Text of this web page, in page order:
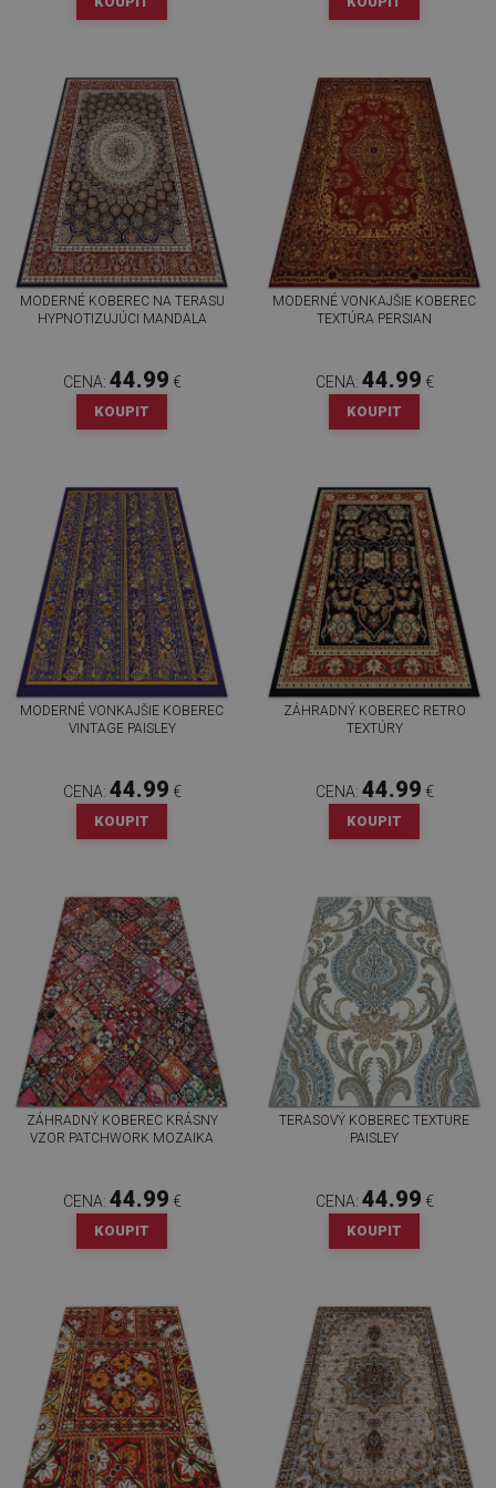
MODERNÉ KOBEREC NA TERASU
HYPNOTIZUJÚCI MANDALA
CENA: 44.99 €
KOUPIT
MODERNÉ VONKAJŠIE KOBEREC
TEXTÚRA PERSIAN
CENA: 44.99 €
KOUPIT
MODERNÉ VONKAJŠIE KOBEREC
VINTAGE PAISLEY
CENA: 44.99 €
KOUPIT
ZÁHRADNÝ KOBEREC RETRO
TEXTÚRY
CENA: 44.99 €
KOUPIT
ZÁHRADNÝ KOBEREC KRÁSNY
VZOR PATCHWORK MOZAIKA
CENA: 44.99 €
KOUPIT
TERASOVÝ KOBEREC TEXTURE
PAISLEY
CENA: 44.99 €
KOUPIT